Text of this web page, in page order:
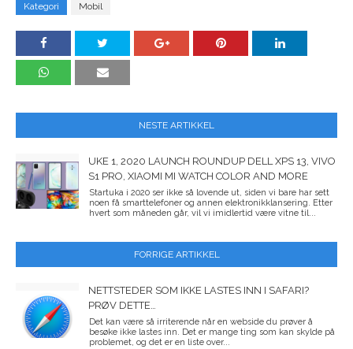
Kategori Mobil
NESTE ARTIKKEL
UKE 1, 2020 LAUNCH ROUNDUP DELL XPS 13, VIVO
S1 PRO, XIAOMI MI WATCH COLOR AND MORE
Startuka i 2020 ser ikke så lovende ut, siden vi bare har sett
noen få smarttelefoner og annen elektronikklansering. Etter
hvert som måneden går, vil vi imidlertid være vitne til...
FORRIGE ARTIKKEL
NETTSTEDER SOM IKKE LASTES INN I SAFARI?
PRØV DETTE…
Det kan være så irriterende når en webside du prøver å
besøke ikke lastes inn. Det er mange ting som kan skylde på
problemet, og det er en liste over...